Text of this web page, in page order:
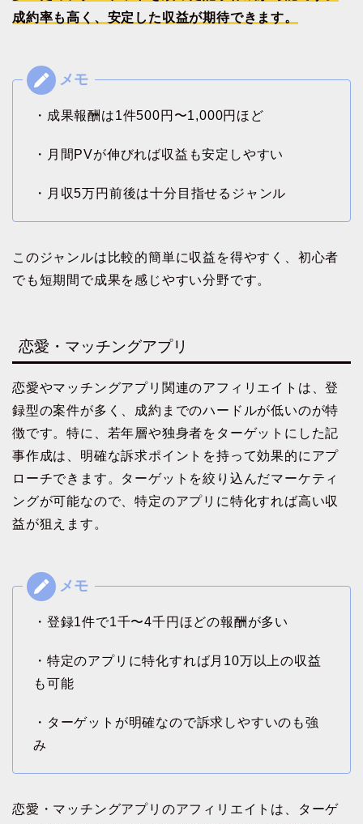
成約率も高く、安定した収益が期待できます。
・成果報酬は1件500円〜1,000円ほど
・月間PVが伸びれば収益も安定しやすい
・月収5万円前後は十分目指せるジャンル
このジャンルは比較的簡単に収益を得やすく、初心者
でも短期間で成果を感じやすい分野です。
恋愛・マッチングアプリ
恋愛やマッチングアプリ関連のアフィリエイトは、登
録型の案件が多く、成約までのハードルが低いのが特
徴です。特に、若年層や独身者をターゲットにした記
事作成は、明確な訴求ポイントを持って効果的にアプ
ローチできます。ターゲットを絞り込んだマーケティ
ングが可能なので、特定のアプリに特化すれば高い収
益が狙えます。
・登録1件で1千〜4千円ほどの報酬が多い
・特定のアプリに特化すれば月10万以上の収益
も可能
・ターゲットが明確なので訴求しやすいのも強
み
恋愛・マッチングアプリのアフィリエイトは、ターゲ